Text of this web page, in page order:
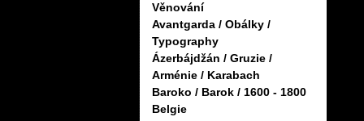
Věnování
Avantgarda / Obálky /
Typography
Ázerbájdžán / Gruzie /
Arménie / Karabach
Baroko / Barok / 1600 - 1800
Belgie